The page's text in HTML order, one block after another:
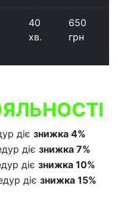
40
хв.
650
грн
діє знижка 4%
діє знижка 7%
діє знижка 10%
діє знижка 15%